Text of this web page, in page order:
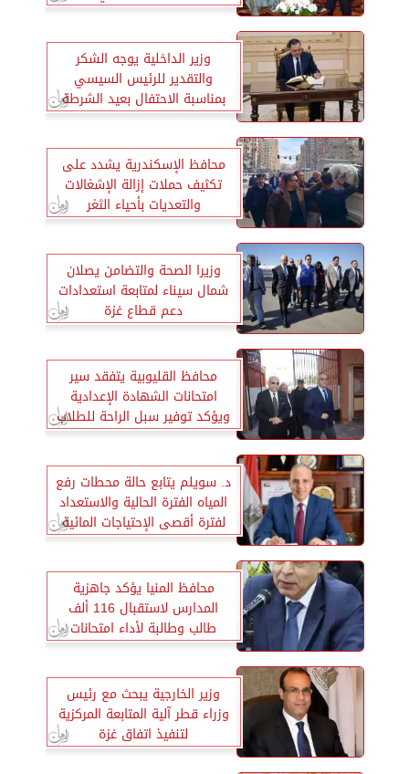
وزير الداخلية يوجه الشكر
والتقدير للرئيس السيسي
بمناسبة الاحتفال بعيد الشرطة
محافظ الإسكندرية يشدد على
تكثيف حملات إزالة الإشغالات
والتعديات بأحياء الثغر
وزيرا الصحة والتضامن يصلان
شمال سيناء لمتابعة استعدادات
دعم قطاع غزة
محافظ القليوبية يتفقد سير
امتحانات الشهادة الإعدادية
ويؤكد توفير سبل الراحة للطلاب
د. سويلم يتابع حالة محطات رفع
المياه الفترة الحالية والاستعداد
لفترة أقصى الإحتياجات المائية
محافظ المنيا يؤكد جاهزية
المدارس لاستقبال 116 ألف
طالب وطالبة لأداء امتحانات
الشهادة الإعدادية
وزير الخارجية يبحث مع رئيس
وزراء قطر آلية المتابعة المركزية
لتنفيذ اتفاق غزة